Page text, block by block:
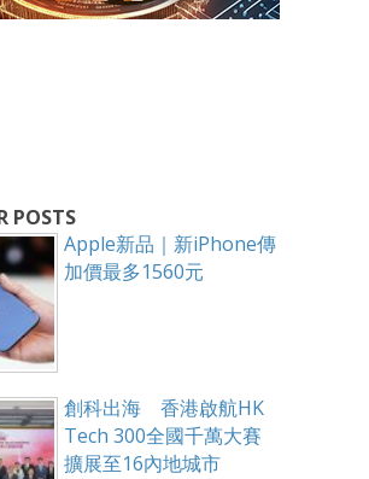
POSTS
Apple新品｜新iPhone傳
加價最多1560元
創科出海 香港啟航HK
Tech 300全國千萬大賽
擴展至16內地城市